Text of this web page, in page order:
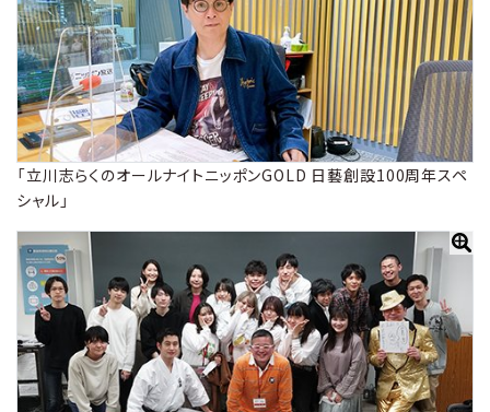
「立川志らくのオールナイトニッポンGOLD 日藝創設100周年スペ
シャル」